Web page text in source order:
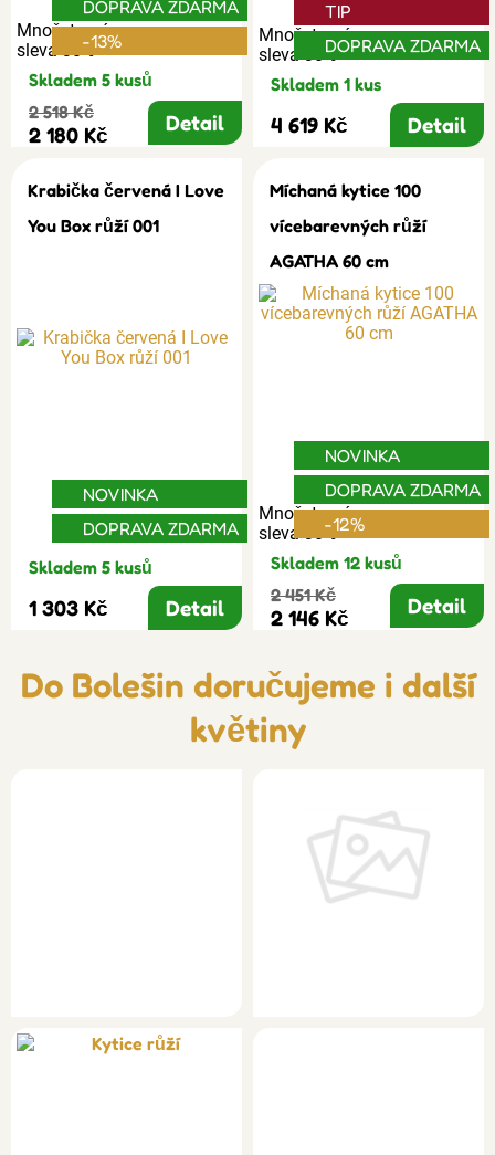
Množstevní
sleva 30%
DOPRAVA ZDARMA
-13%
Skladem 5 kusů
2 518 Kč
2 180 Kč Detail
Množstevní
sleva 30%
TIP
DOPRAVA ZDARMA
Skladem 1 kus
4 619 Kč Detail
Krabička červená I Love
You Box růží 001
NOVINKA
DOPRAVA ZDARMA
Skladem 5 kusů
1 303 Kč Detail
Míchaná kytice 100
vícebarevných růží
AGATHA 60 cm
Množstevní
sleva 30%
NOVINKA
DOPRAVA ZDARMA
-12%
Skladem 12 kusů
2 451 Kč
2 146 Kč Detail
Do Bolešin doručujeme i další
květiny